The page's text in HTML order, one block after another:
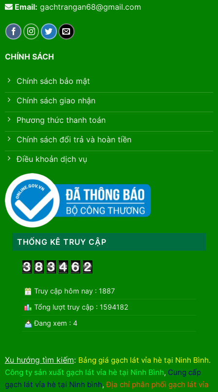
Email: gachtrangan68@gmail.com
CHÍNH SÁCH
Chính sách bảo mật
Chính sách giao nhận
Phương thức thanh toán
Chính sách đổi trả và hoàn tiền
Điều khoản dịch vụ
THỐNG KÊ TRUY CẬP
Truy cập hôm nay : 1887
Tổng lượt truy cập : 1594182
Đang xem : 4
Xu hướng tìm kiếm: Bảng giá gạch lát vỉa hè tại Ninh Bình.
Công ty sản xuất gạch lát vỉa hè tại Ninh Bình, Cung cấp
gạch lát vỉa hè tại Ninh bình,Địa chỉ phân phối gạch lát vỉa